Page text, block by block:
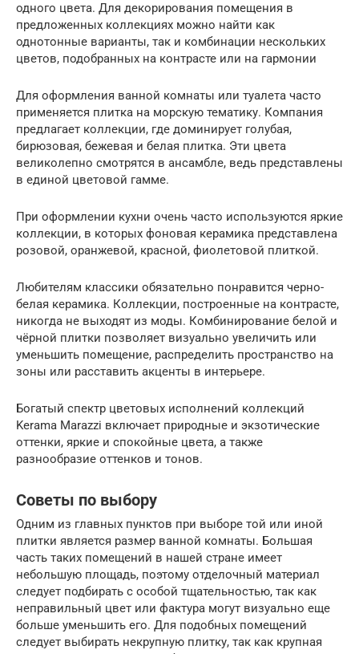
одного цвета. Для декорирования помещения в
предложенных коллекциях можно найти как
однотонные варианты, так и комбинации нескольких
цветов, подобранных на контрасте или на гармонии
Для оформления ванной комнаты или туалета часто
применяется плитка на морскую тематику. Компания
предлагает коллекции, где доминирует голубая,
бирюзовая, бежевая и белая плитка. Эти цвета
великолепно смотрятся в ансамбле, ведь представлены
в единой цветовой гамме.
При оформлении кухни очень часто используются яркие
коллекции, в которых фоновая керамика представлена
розовой, оранжевой, красной, фиолетовой плиткой.
Любителям классики обязательно понравится черно-
белая керамика. Коллекции, построенные на контрасте,
никогда не выходят из моды. Комбинирование белой и
чёрной плитки позволяет визуально увеличить или
уменьшить помещение, распределить пространство на
зоны или расставить акценты в интерьере.
Богатый спектр цветовых исполнений коллекций
Kerama Marazzi включает природные и экзотические
оттенки, яркие и спокойные цвета, а также
разнообразие оттенков и тонов.
Советы по выбору
Одним из главных пунктов при выборе той или иной
плитки является размер ванной комнаты. Большая
часть таких помещений в нашей стране имеет
небольшую площадь, поэтому отделочный материал
следует подбирать с особой тщательностью, так как
неправильный цвет или фактура могут визуально еще
больше уменьшить его. Для подобных помещений
следует выбирать некрупную плитку, так как крупная